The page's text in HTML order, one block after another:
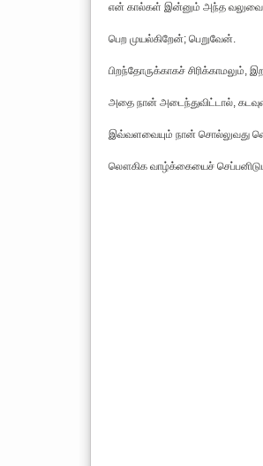
என் கால்கள் இன்னும் அந்த
பெற முயல்கிறேன்; பெறுவேன்.
பிறந்தோருக்காகச்
அதை நான் அடைந்துவிட்டால்,
இவ்வளவையும் நான் சொல்லுவது
லௌகிக வாழ்க்கையைச்